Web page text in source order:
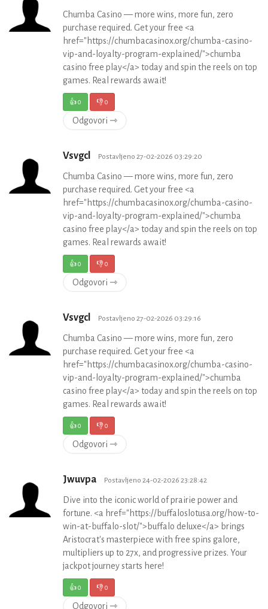
Chumba Casino — more wins, more fun, zero
purchase required. Get your free <a
href="https://chumbacasinox.org/chumba-casino-
vip-and-loyalty-program-explained/">chumba
casino free play</a> today and spin the reels on top
games. Real rewards await!
👍0 👎0
Odgovori ⇾
Vsvgcl Postavljeno 27-02-2026 03:29:20
Chumba Casino — more wins, more fun, zero
purchase required. Get your free <a
href="https://chumbacasinox.org/chumba-casino-
vip-and-loyalty-program-explained/">chumba
casino free play</a> today and spin the reels on top
games. Real rewards await!
👍0 👎0
Odgovori ⇾
Vsvgcl Postavljeno 27-02-2026 03:29:16
Chumba Casino — more wins, more fun, zero
purchase required. Get your free <a
href="https://chumbacasinox.org/chumba-casino-
vip-and-loyalty-program-explained/">chumba
casino free play</a> today and spin the reels on top
games. Real rewards await!
👍0 👎0
Odgovori ⇾
Jwuvpa Postavljeno 24-02-2026 23:28:42
Dive into the iconic world of prairie power and
fortune. <a href="https://buffaloslotusa.org/how-to-
win-at-buffalo-slot/">buffalo deluxe</a> brings
Aristocrat's masterpiece with free spins galore,
multipliers up to 27x, and progressive prizes. Your
jackpot journey starts here!
👍0 👎0
Odgovori ⇾